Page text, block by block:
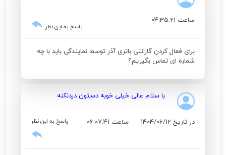
ساعت 04:35:21
پاسخ به این نظر
برای فعال کردن گارانتی باتری آذر توسط نمایندگی باید با چه
شماره ای تماس بگیریم؟
با سلام عالی خیلی خوبه دستون دردنکنه
در تاریخ 1404/06/12 ساعت 06:07:41 پاسخ به این نظر